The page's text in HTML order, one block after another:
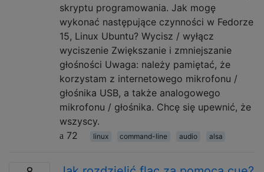
skryptu programowania. Jak mogę
wykonać następujące czynności w Fedorze
15, Linux Ubuntu? Wycisz / wyłącz
wyciszenie Zwiększanie i zmniejszanie
głośności Uwaga: należy pamiętać, że
korzystam z internetowego mikrofonu /
głośnika USB, a także analogowego
mikrofonu / głośnika. Chcę się upewnić, że
wszyscy.
72
linux command-line audio alsa